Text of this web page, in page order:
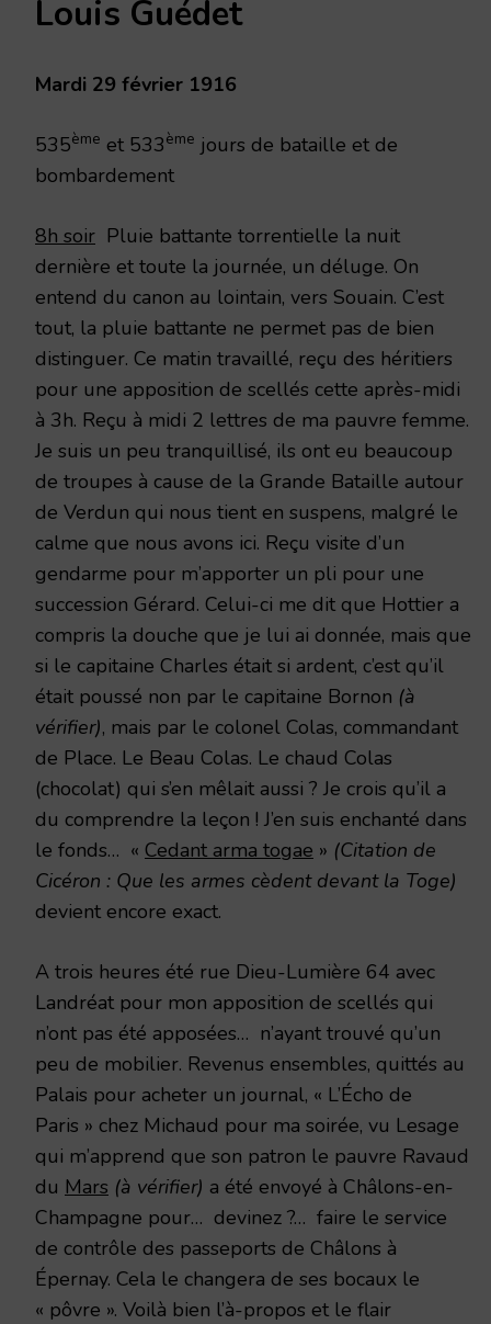
FÉVRIER
1916
Louis Guédet
Mardi 29 février 1916
535ème et 533ème jours de bataille et de
bombardement
8h soir Pluie battante torrentielle la nuit
dernière et toute la journée, un déluge. On
entend du canon au lointain, vers Souain. C’est
tout, la pluie battante ne permet pas de bien
distinguer. Ce matin travaillé, reçu des héritiers
pour une apposition de scellés cette après-midi
à 3h. Reçu à midi 2 lettres de ma pauvre femme.
Je suis un peu tranquillisé, ils ont eu beaucoup
de troupes à cause de la Grande Bataille autour
de Verdun qui nous tient en suspens, malgré le
calme que nous avons ici. Reçu visite d’un
gendarme pour m’apporter un pli pour une
succession Gérard. Celui-ci me dit que Hottier a
compris la douche que je lui ai donnée, mais que
si le capitaine Charles était si ardent, c’est qu’il
était poussé non par le capitaine Bornon (à
vérifier), mais par le colonel Colas, commandant
de Place. Le Beau Colas. Le chaud Colas
(chocolat) qui s’en mêlait aussi ? Je crois qu’il a
du comprendre la leçon ! J’en suis enchanté dans
le fonds… « Cedant arma togae » (Citation de
Cicéron : Que les armes cèdent devant la Toge)
devient encore exact.
A trois heures été rue Dieu-Lumière 64 avec
Landréat pour mon apposition de scellés qui
n’ont pas été apposées… n’ayant trouvé qu’un
peu de mobilier. Revenus ensembles, quittés au
Palais pour acheter un journal, « L’Écho de
Paris » chez Michaud pour ma soirée, vu Lesage
qui m’apprend que son patron le pauvre Ravaud
du Mars (à vérifier) a été envoyé à Châlons-en-
Champagne pour… devinez ?… faire le service
de contrôle des passeports de Châlons à
Épernay. Cela le changera de ses bocaux le
« pôvre ». Voilà bien l’à-propos et le flair